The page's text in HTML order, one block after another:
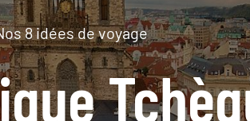
8 idées de voyage